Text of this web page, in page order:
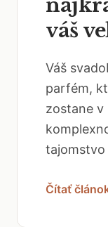
váš
Váš
parfém,
zostane v
tajomstvo
Čítať